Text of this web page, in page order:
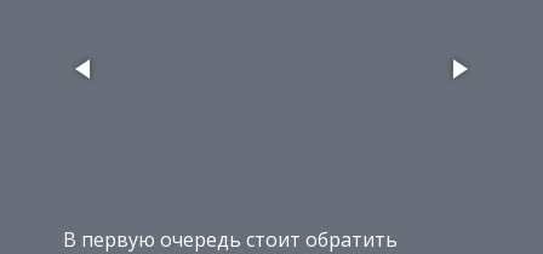
В первую очередь стоит обратить